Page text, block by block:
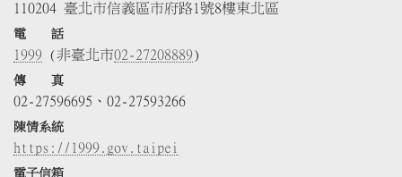
110204 臺北市信義區市府路1號8樓東北區
電 話
1999 (非臺北市02-27208889)
傳 真
02-27596695、02-27593266
陳情系統
https://1999.gov.taipei
電子信箱